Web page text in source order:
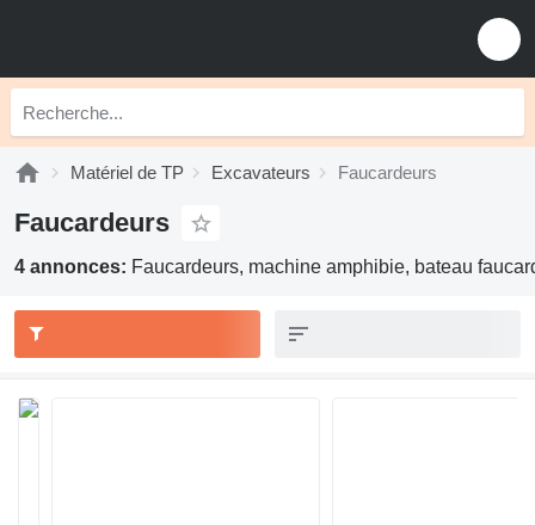
Matériel de TP Excavateurs Faucardeurs
Faucardeurs
4 annonces: Faucardeurs, machine amphibie, bateau